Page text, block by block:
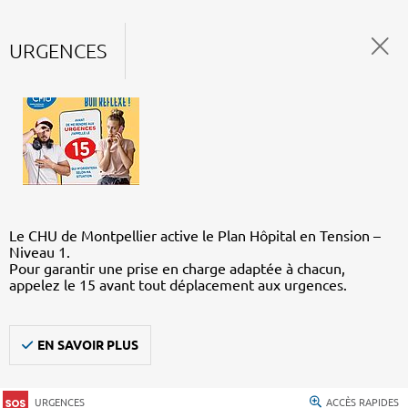
URGENCES
Le CHU de Montpellier active le Plan Hôpital en Tension –
Niveau 1.
Pour garantir une prise en charge adaptée à chacun,
appelez le 15 avant tout déplacement aux urgences.
EN SAVOIR PLUS
URGENCES ACCÈS RAPIDES